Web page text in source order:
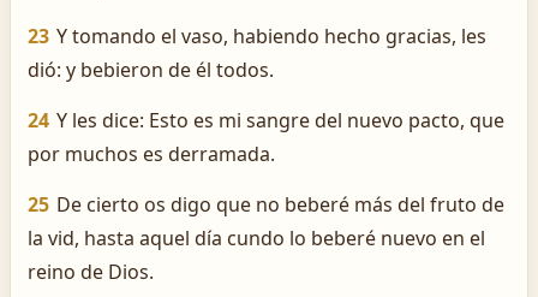
23 Y tomando el vaso, habiendo hecho gracias, les
dió: y bebieron de él todos.
24 Y les dice: Esto es mi sangre del nuevo pacto, que
por muchos es derramada.
25 De cierto os digo que no beberé más del fruto de
la vid, hasta aquel día cundo lo beberé nuevo en el
reino de Dios.